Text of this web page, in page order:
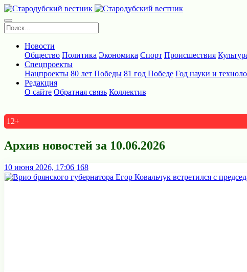
Новости
Общество Политика Экономика Спорт Происшествия
Спецпроекты
Нацпроекты 80 лет Победы 81 год Победе Год науки и
Редакция
О сайте Обратная связь Коллектив
12+
Архив новостей за 10.06.2026
10 июня 2026, 17:06 168